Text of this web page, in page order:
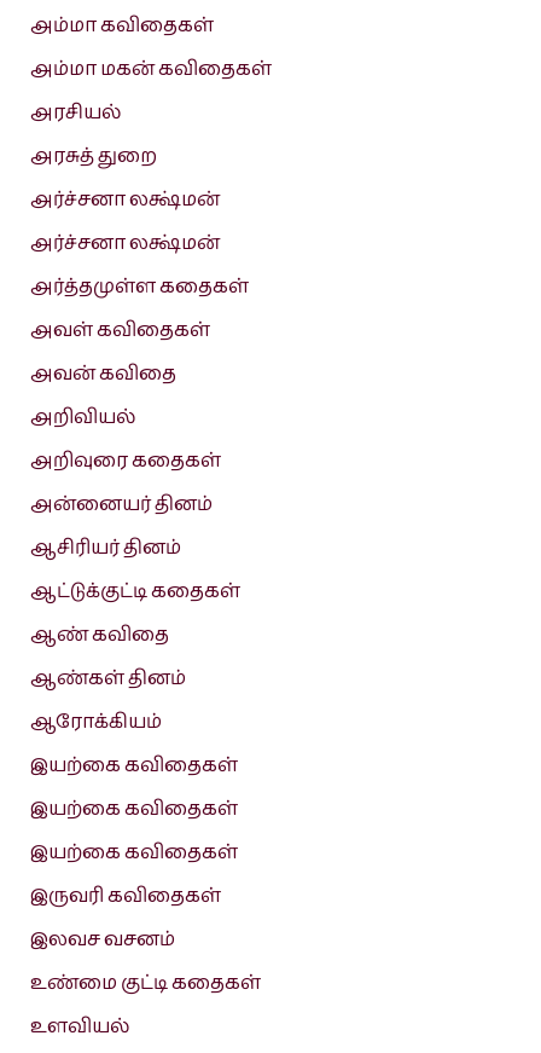
அம்மா கவிதைகள்
அம்மா மகன் கவிதைகள்
அரசியல்
அரசுத் துறை
அர்ச்சனா லக்ஷ்மன்
அர்ச்சனா லக்ஷ்மன்
அர்த்தமுள்ள கதைகள்
அவள் கவிதைகள்
அவன் கவிதை
அறிவியல்
அறிவுரை கதைகள்
அன்னையர் தினம்
ஆசிரியர் தினம்
ஆட்டுக்குட்டி கதைகள்
ஆண் கவிதை
ஆண்கள் தினம்
ஆரோக்கியம்
இயற்கை கவிதைகள்
இயற்கை கவிதைகள்
இயற்கை கவிதைகள்
இருவரி கவிதைகள்
இலவச வசனம்
உண்மை குட்டி கதைகள்
உளவியல்